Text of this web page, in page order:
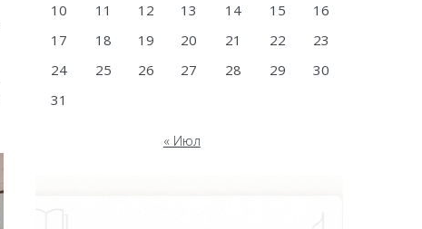
10
11 12 13 14 15
16
17
18 19 20 21 22
23
24
25 26 27 28 29
30
31
« Июл